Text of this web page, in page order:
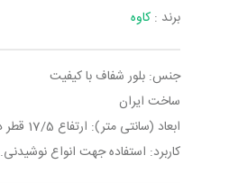
برند : کاوه
جنس: بلور شفاف با کیفیت
ساخت ایران
ابعاد (سانتی متر): ارتفاع 17/5 قطر دهانه 7
کاربرد: استفاده جهت انواع نوشیدنی.